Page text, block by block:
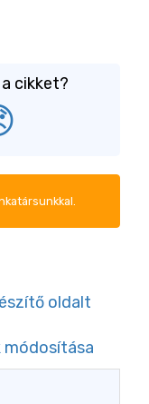
cikket?
oldalt
módosítása